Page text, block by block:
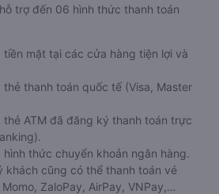
trợ đến 06 hình thức thanh toán
tiền mặt tại các cửa hàng tiện lợi và
thẻ thanh toán quốc tế (Visa, Master
thẻ ATM đã đăng ký thanh toán trực
thức chuyển khoản ngân hàng.
khách cũng có thể thanh toán vé
ZaloPay, AirPay, VNPay,…